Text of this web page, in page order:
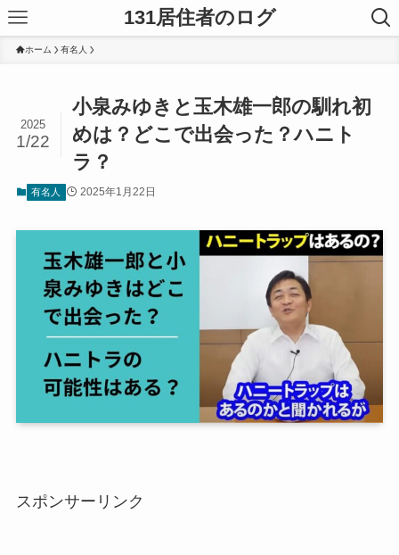
131居住者のログ
ホーム 有名人
小泉みゆきと玉木雄一郎の馴れ初
めは？どこで出会った？ハニト
ラ？
2025
1/22
有名人 2025年1月22日
スポンサーリンク